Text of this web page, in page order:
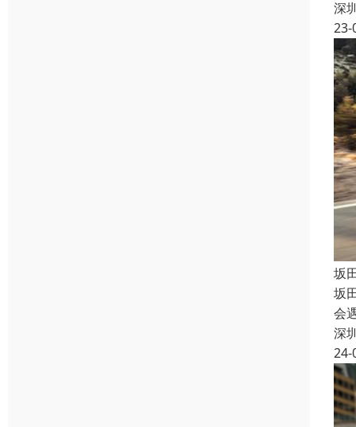
深
23-
坂
坂
会
深
24-